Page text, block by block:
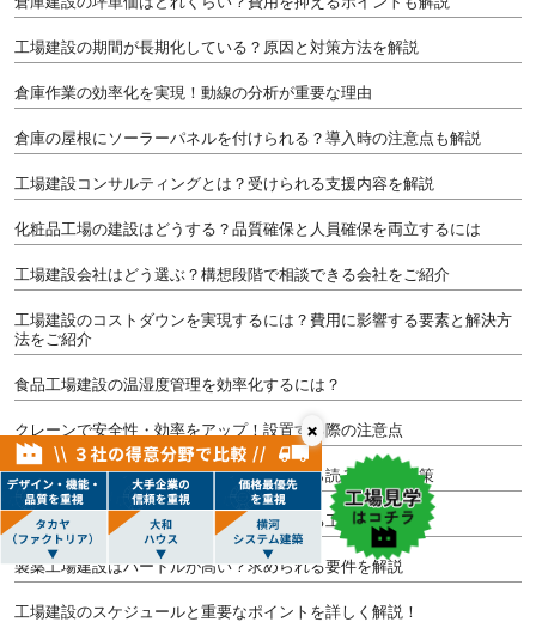
×
工場建設の期間が長期化している？原因と対策方法を解説
倉庫作業の効率化を実現！動線の分析が重要な理由
倉庫の屋根にソーラーパネルを付けられる？導入時の注意点も解説
工場建設コンサルティングとは？受けられる支援内容を解説
化粧品工場の建設はどうする？品質確保と人員確保を両立するには
工場建設会社はどう選ぶ？構想段階で相談できる会社をご紹介
工場建設のコストダウンを実現するには？費用に影響する要素と解決方
法をご紹介
食品工場建設の温湿度管理を効率化するには？
クレーンで安全性・効率をアップ！設置する際の注意点
半導体工場建設における課題とは？事例から読み解く解決策
工場見学でブランド強化！安全な工場にする工夫を解説
製薬工場建設はハードルが高い？求められる要件を解説
工場建設のスケジュールと重要なポイントを詳しく解説！